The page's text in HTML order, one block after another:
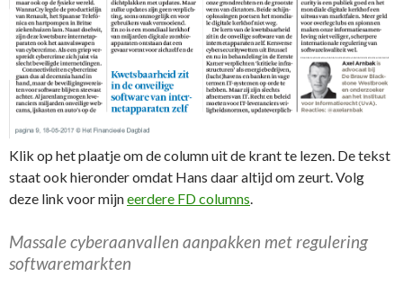
Klik op het plaatje om de column uit de krant te lezen. De tekst
staat ook hieronder omdat Hans daar altijd om zeurt. Volg
deze link voor mijneerdere FD columns.
Massale cyberaanvallen aanpakken met regulering
softwaremarkten